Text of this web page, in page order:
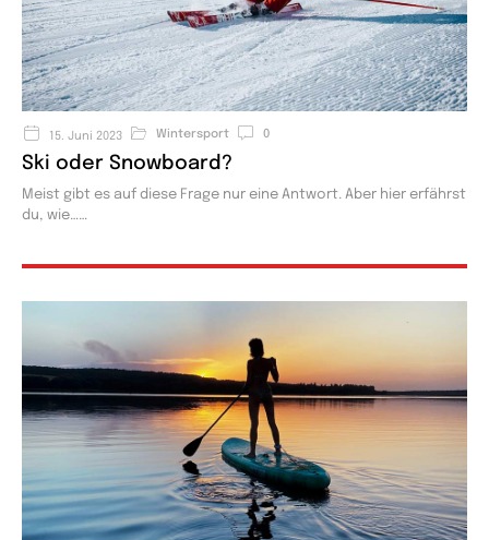
15. Juni 2023 Wintersport 0
Ski oder Snowboard?
Meist gibt es auf diese Frage nur eine Antwort. Aber hier erfährst
du, wie…